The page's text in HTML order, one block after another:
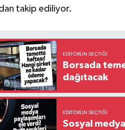
takip ediliyor.
EDITÖRÜN SEÇTIĞI
Borsada
dağıtacak
EDITÖRÜN SEÇTIĞI
Sosyal